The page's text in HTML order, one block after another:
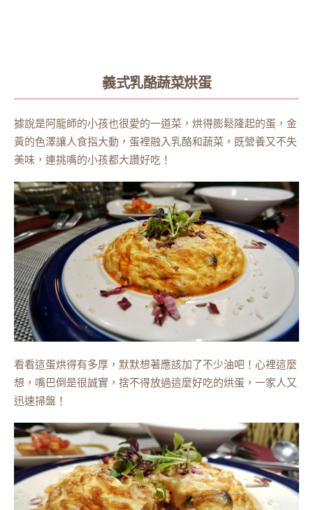
義式乳酪蔬菜烘蛋
據說是阿龍師的小孩也很愛的一道菜，烘得膨鬆隆起的蛋，金
黃的色澤讓人食指大動，蛋裡融入乳酪和蔬菜，既營養又不失
美味，連挑嘴的小孩都大讚好吃！
看看這蛋烘得有多厚，默默想著應該加了不少油吧！心裡這麼
想，嘴巴倒是很誠實，捨不得放過這麼好吃的烘蛋，一家人又
迅速掃盤！